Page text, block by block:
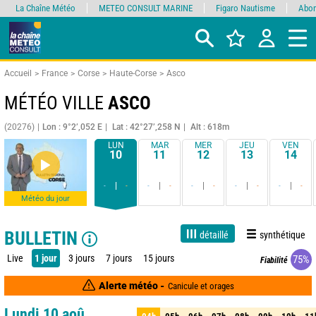
Accueil France Corse Haute-Corse Asco
MÉTÉO VILLE ASCO
(20276) Lon : 9°2’,052 E Lat : 42°27’,258 N Alt : 618m
Météo du jour
LUN
10
- -
MAR
11
- -
MER
12
- -
JEU
13
- -
VEN
14
- -
BULLETIN détaillé synthétique
Live 1 jour 3 jours 7 jours 15 jours Fiabilité 75%
Alerte météo - Canicule et orages
La Chaîne Météo METEO CONSULT MARINE Figaro Nautisme